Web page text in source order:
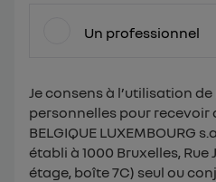
Un professionnel
Je consens à l’utilisation
personnelles pour recevoir
BELGIQUE LUXEMBOURG
établi à 1000 Bruxelles, Rue
étage, boîte 7C) seul ou